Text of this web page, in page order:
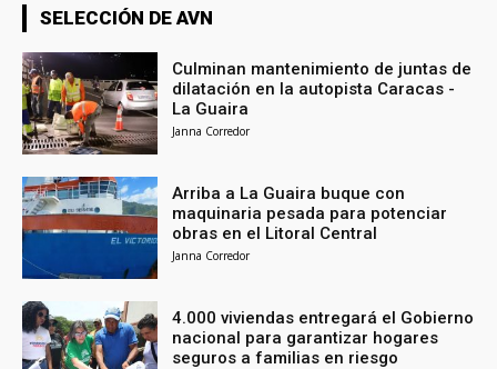
SELECCIÓN DE AVN
Culminan mantenimiento de juntas de
dilatación en la autopista Caracas -
La Guaira
Janna Corredor
Arriba a La Guaira buque con
maquinaria pesada para potenciar
obras en el Litoral Central
Janna Corredor
4.000 viviendas entregará el Gobierno
nacional para garantizar hogares
seguros a familias en riesgo